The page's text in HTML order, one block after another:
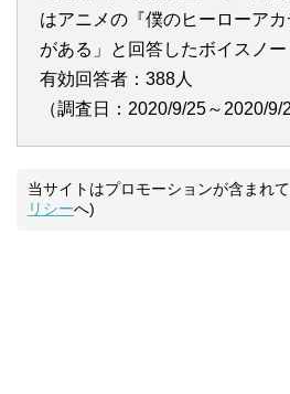
はアニメの『僕のヒーローア
がある」と回答したボイスノー
有効回答者：388人
（調査日：2020/9/25～2020/9/
当サイトはプロモーションが含まれ
リシーへ)